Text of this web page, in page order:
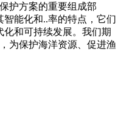
护方案的重要组成部
能化和..率的特点，它们
和可持续发展。我们期
为保护海洋资源、促进渔